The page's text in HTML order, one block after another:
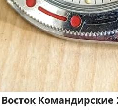
Восток Командирские